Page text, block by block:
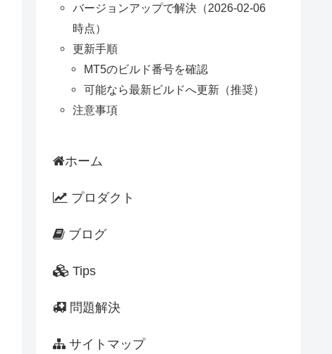
バージョンアップで解決（2026-02-06
時点）
更新手順
MT5のビルド番号を確認
可能なら最新ビルドへ更新（推奨）
注意事項
ホーム
プロダクト
ブログ
Tips
問題解決
サイトマップ